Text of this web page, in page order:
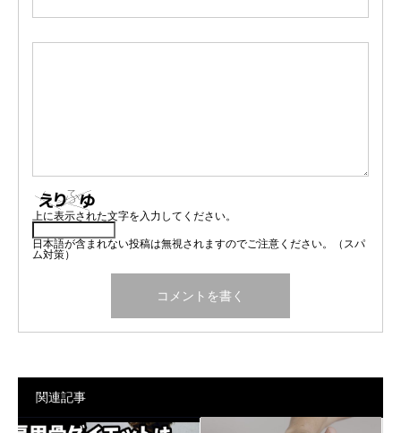
上に表示された文字を入力してください。
日本語が含まれない投稿は無視されますのでご注意ください。（スパ
ム対策）
関連記事